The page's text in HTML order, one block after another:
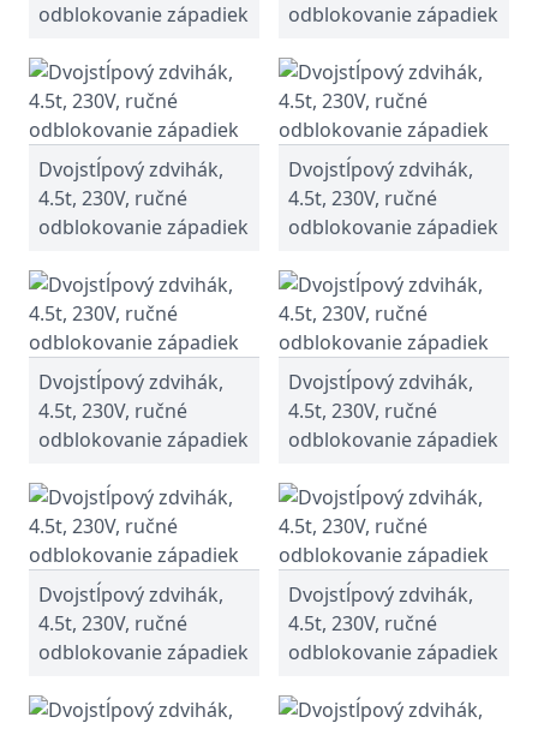
odblokovanie západiek
odblokovanie západiek
Dvojstĺpový zdvihák,
4.5t, 230V, ručné
odblokovanie západiek
Dvojstĺpový zdvihák,
4.5t, 230V, ručné
odblokovanie západiek
Dvojstĺpový zdvihák,
4.5t, 230V, ručné
odblokovanie západiek
Dvojstĺpový zdvihák,
4.5t, 230V, ručné
odblokovanie západiek
Dvojstĺpový zdvihák,
4.5t, 230V, ručné
odblokovanie západiek
Dvojstĺpový zdvihák,
4.5t, 230V, ručné
odblokovanie západiek